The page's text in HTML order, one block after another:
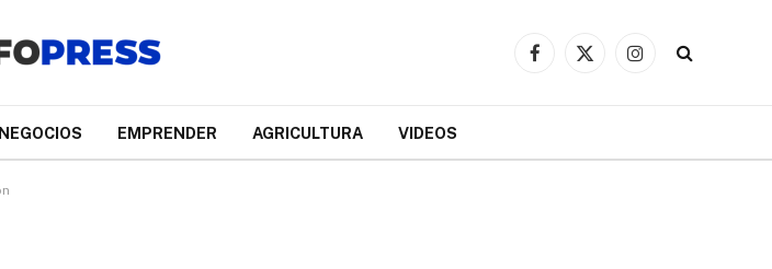
Facebook
X
Instagram
NEGOCIOS EMPRENDER AGRICULTURA VIDEOS